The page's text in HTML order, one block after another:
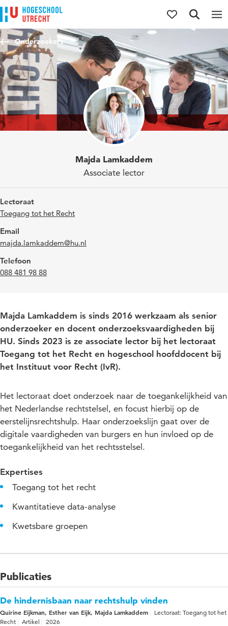
Direct naar de inhoud
Direct naar de hoofdnavigatie
Direct naar de zoekfunctie
Onderzoekers
Majda Lamkaddem
Associate lector
Lectoraat
Toegang tot het Recht
Email
majda.lamkaddem@hu.nl
Telefoon
088 481 98 88
Majda Lamkaddem is sinds 2016 werkzaam als senior
onderzoeker en docent onderzoeksvaardigheden bij
HU. Sinds 2023 is ze associate lector bij het lectoraat
Toegang tot het Recht en hogeschool hoofddocent bij
het Instituut voor Recht (IvR).
Het lectoraat doet onderzoek naar de toegankelijkheid van
het Nederlandse rechtstelsel, en focust hierbij op de
eerstelijnsrechtshulp. Haar onderzoekslijn gaat over de
digitale vaardigheden van burgers en hun invloed op de
toegankelijkheid van het rechtsstelsel.
Expertises
Toegang tot het recht
Kwantitatieve data-analyse
Kwetsbare groepen
Publicaties
De hindernisbaan naar rechtshulp vinden
Quirine Eijkman, Esther van Eijk, Majda Lamkaddem
Lectoraat: Toegang tot het
Recht
Artikel 2026